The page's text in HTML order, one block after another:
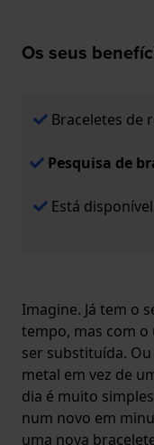
Os seus
Braceletes de
Pesquisa de
Está
Imagine. Já tem o
tempo, mas com o
ser substituída.
metal em vez de
dia é muito
num novo em
uma nova